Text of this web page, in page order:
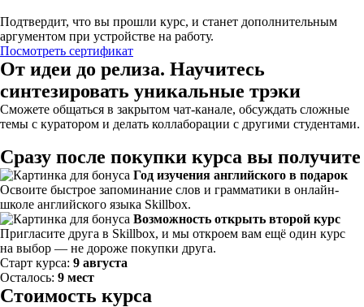
Подтвердит, что вы прошли курс, и станет дополнительным
аргументом при устройстве на работу.
Посмотреть сертификат
От идеи до релиза. Научитесь
синтезировать уникальные трэки
Сможете общаться в закрытом чат-канале, обсуждать сложные
темы с куратором и делать коллаборации с другими студентами.
Сразу после покупки курса вы получите
Год изучения английского в подарок
Освоите быстрое запоминание слов и грамматики в онлайн-
школе английского языка Skillbox.
Возможность открыть второй курс
Пригласите друга в Skillbox, и мы откроем вам ещё один курс
на выбор — не дороже покупки друга.
Старт курса: 9 августа
Осталось: 9 мест
Стоимость курса